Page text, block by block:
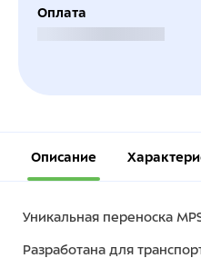
Оплата
Описание
Уникальная переноска MPS
Разработана для